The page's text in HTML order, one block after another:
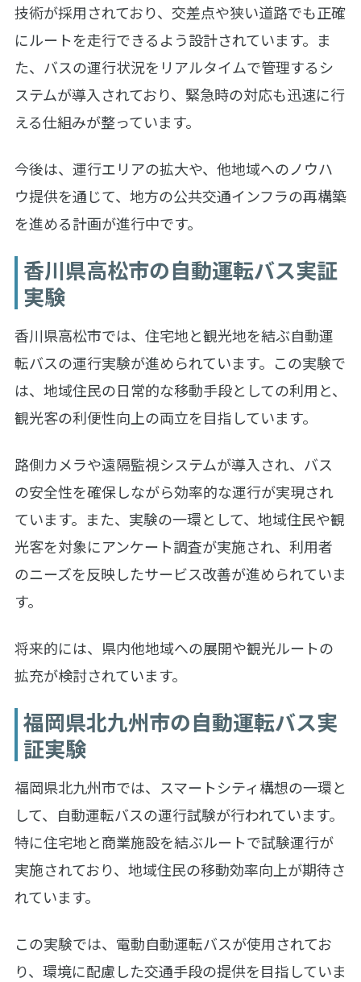
技術が採用されており、交差点や狭い道路でも正確
にルートを走行できるよう設計されています。ま
た、バスの運行状況をリアルタイムで管理するシ
ステムが導入されており、緊急時の対応も迅速に行
える仕組みが整っています。
今後は、運行エリアの拡大や、他地域へのノウハ
ウ提供を通じて、地方の公共交通インフラの再構築
を進める計画が進行中です。
香川県高松市の自動運転バス実証
実験
香川県高松市では、住宅地と観光地を結ぶ自動運
転バスの運行実験が進められています。この実験で
は、地域住民の日常的な移動手段としての利用と、
観光客の利便性向上の両立を目指しています。
路側カメラや遠隔監視システムが導入され、バス
の安全性を確保しながら効率的な運行が実現され
ています。また、実験の一環として、地域住民や観
光客を対象にアンケート調査が実施され、利用者
のニーズを反映したサービス改善が進められていま
す。
将来的には、県内他地域への展開や観光ルートの
拡充が検討されています。
福岡県北九州市の自動運転バス実
証実験
福岡県北九州市では、スマートシティ構想の一環と
して、自動運転バスの運行試験が行われています。
特に住宅地と商業施設を結ぶルートで試験運行が
実施されており、地域住民の移動効率向上が期待さ
れています。
この実験では、電動自動運転バスが使用されてお
り、環境に配慮した交通手段の提供を目指していま